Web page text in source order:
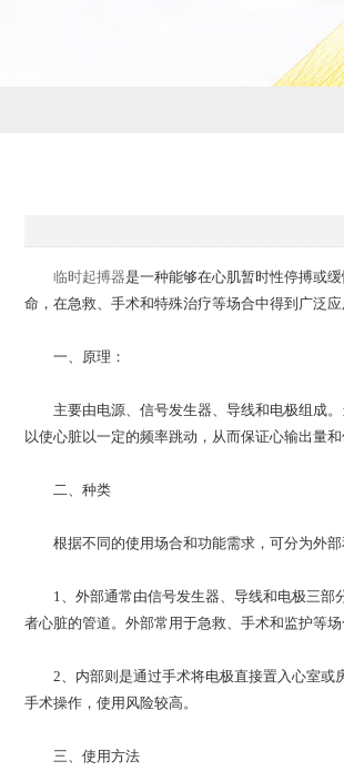
临时起搏器是一种能够在心肌暂时性停搏或
命，在急救、手术和特殊治疗等场合中得到广泛
一、原理：
主要由电源、信号发生器、导线和电极组成。
以使心脏以一定的频率跳动，从而保证心输出量
二、种类
根据不同的使用场合和功能需求，可分为外部
1、外部通常由信号发生器、导线和电极三部
者心脏的管道。外部常用于急救、手术和监护等
2、内部则是通过手术将电极直接置入心室或
手术操作，使用风险较高。
三、使用方法